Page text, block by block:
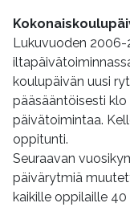
Lukuvuoden
koulupäivän uusi
pääsääntöisesti klo
päivätoimintaa.
oppitunti.
Seuraavan
päivärytmiä
kaikille oppilaille